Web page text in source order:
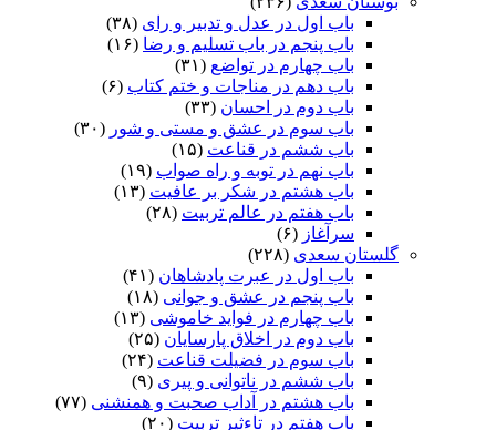
باب اول در عدل و تدبیر و رای (۳۸)
باب پنجم در باب تسلیم و رضا (۱۶)
باب چهارم در تواضع (۳۱)
باب دهم در مناجات و ختم کتاب (۶)
باب دوم در احسان (۳۳)
باب سوم در عشق و مستی و شور (۳۰)
باب ششم در قناعت (۱۵)
باب نهم در توبه و راه صواب (۱۹)
باب هشتم در شکر بر عافیت (۱۳)
باب هفتم در عالم تربیت (۲۸)
سرآغاز (۶)
گلستان سعدی (۲۲۸)
باب اول در عبرت پادشاهان (۴۱)
باب پنجم در عشق و جوانى (۱۸)
باب چهارم در فواید خاموشى (۱۳)
باب دوم در اخلاق پارسایان (۲۵)
باب سوم در فضیلت قناعت (۲۴)
باب ششم در ناتوانى و پیرى (۹)
باب هشتم در آداب صحبت و همنشنى (۷۷)
باب هفتم در تاءثیر تربیت (۲۰)